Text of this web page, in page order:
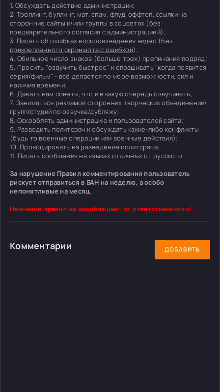
1. Обсуждать действие администрации;
2. Троллинг, буллинг, мат, спам, флуд, оффтоп, ссылки на
сторонние сайты и/или группы в соцсетях (без
предварительного согласия с администрацией);
3. Писать об ошибках воспроизведения видео (без
прикрепленного скриншота с ошибкой);
4. Обильное число знаков (больше трех) препинания подряд;
5. Просить "озвучить быстрее" и спрашивать "когда появится
серия/фильм" - всё делается по мере возможности, сил и
наличия времени;
6. Давать нам советы, что и в какую очередь озвучивать;
7. Заниматься рекламой сторонних творческих объединений/
групп/студий по озвучке/дубляжу;
8. Оскорблять администрацию и пользователей сайта;
9. Разводить политсрач и обсуждать какие-либо конфликты
(будь то военные операции или военные действия);
10. Провоцировать на разведение политсрача;
11. Писать сообщения на языках отличных от русского.
За нарушение Правил комментирования пользователь
рискует отправиться в БАН на неделю, а особо
непонятливые на месяц.
Незнание правил не освобождает от ответственности!
Комментарии ДОБАВИТЬ